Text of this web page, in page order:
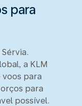
para
a KLM
para
para
possível.